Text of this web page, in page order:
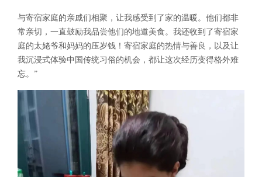
与寄宿家庭的亲戚们相聚，让我感受到了家的温暖。他们都非
常亲切，一直鼓励我品尝他们的地道美食。我还收到了寄宿家
庭的太姥爷和妈妈的压岁钱！寄宿家庭的热情与善良，以及让
我沉浸式体验中国传统习俗的机会，都让这次经历变得格外难
忘。”